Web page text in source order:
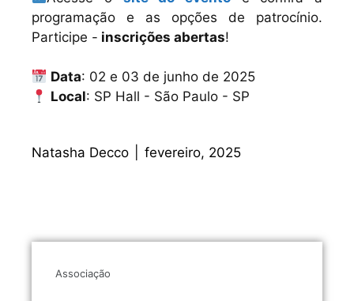
programação e as opções de patrocínio.
Participe - inscrições abertas!
Data: 02 e 03 de junho de 2025
Local: SP Hall - São Paulo - SP
Natasha Decco fevereiro, 2025
Associação